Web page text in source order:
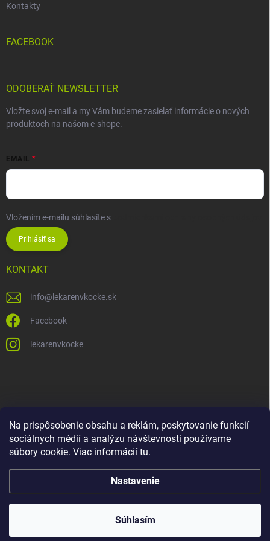
Na prispôsobenie obsahu a reklám, poskytovanie funkcií
sociálnych médií a analýzu návštevnosti používame
súbory cookie. Viac informácií tu.
Nastavenie
Súhlasím
Kontakty
FACEBOOK
ODOBERAŤ NEWSLETTER
Vložte svoj e-mail a my Vám budeme zasielať informácie o nových
produktoch na našom e-shope.
EMAIL
Vložením e-mailu súhlasíte s
Prihlásiť sa
KONTAKT
info@ lekarenvkocke.sk
Facebook
lekarenvkocke
nastavenie cookies